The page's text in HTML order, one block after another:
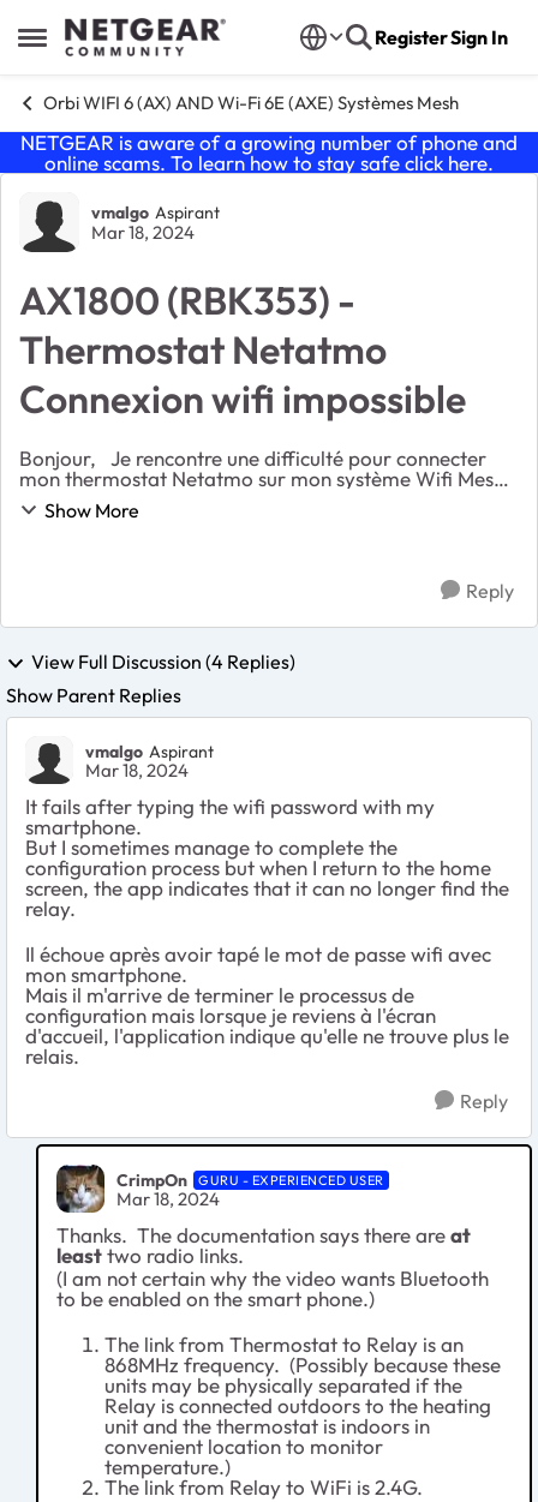
Open Side Menu
Skip to content RegisterSign In
Orbi WIFI 6 (AX) AND Wi-Fi 6E (AXE) Systèmes Mesh
NETGEAR is aware of a growing number of phone and
online scams. To learn how to stay safe click here.
Forum Discussion
vmalgo Aspirant
Mar 18, 2024
AX1800 (RBK353) -
Thermostat Netatmo
Connexion wifi impossible
Bonjour, Je rencontre une difficulté pour connecter
mon thermostat Netatmo sur mon système Wifi Mesh
Orbi AX1800. J'ai pour le moment du basculer sur le
wifi de ma livebox avec lequel la connexio...
Show More
Reply
View Full Discussion (4 Replies)
Show Parent Replies
vmalgo Aspirant
Mar 18, 2024
It fails after typing the wifi password with my
smartphone.
But I sometimes manage to complete the
configuration process but when I return to the home
screen, the app indicates that it can no longer find the
relay.
Il échoue après avoir tapé le mot de passe wifi avec
mon smartphone.
Mais il m'arrive de terminer le processus de
configuration mais lorsque je reviens à l'écran
d'accueil, l'application indique qu'elle ne trouve plus le
relais.
Reply
CrimpOn GURU - EXPERIENCED USER
Mar 18, 2024
Thanks. The documentation says there areat
leasttwo radio links.
(I am not certain why the video wants Bluetooth
to be enabled on the smart phone.)
The link from Thermostat to Relay is an
868MHz frequency. (Possibly because these
units may be physically separated if the
Relay is connected outdoors to the heating
unit and the thermostat is indoors in
convenient location to monitor
temperature.)
The link from Relay to WiFi is 2.4G.